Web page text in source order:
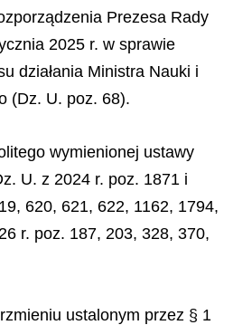
Prezesa Rady
2025 r. w sprawie
działania Ministra Nauki i
(Dz. U. poz. 68).
wymienionej ustawy
U. z 2024 r. poz. 1871 i
620, 621, 622, 1162, 1794,
r. poz. 187, 203, 328, 370,
ustalonym przez § 1